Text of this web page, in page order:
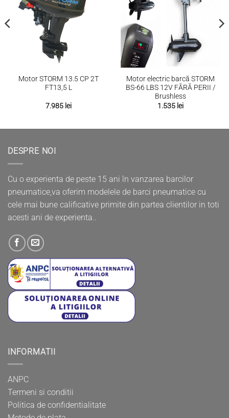
Motor STORM 13.5 CP 2T
FT13,5 L
7.985 lei
Motor electric barcă STORM
BS-66 LBS 12V FĂRĂ PERII /
Brushless
1.535 lei
DESPRE NOI
Cu o experienta de peste 15 ani în vanzarea barcilor
pneumatice,va oferim modelele de barci pneumatice cu
cele mai bune calificative primite din partea clientilor in toti
acesti ani de experienta..
INFORMATII
ANPC
Termeni si conditii
Politica de confidentialitate